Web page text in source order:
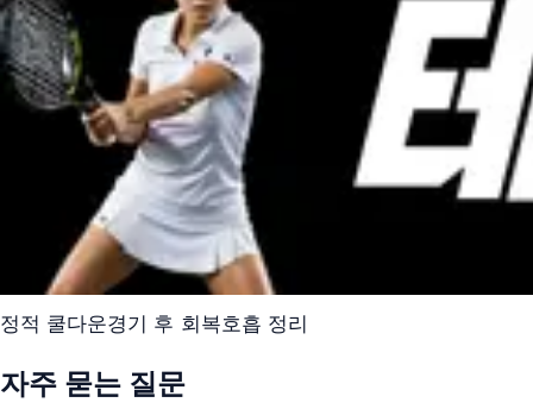
정적 쿨다운경기 후 회복호흡 정리
자주 묻는 질문